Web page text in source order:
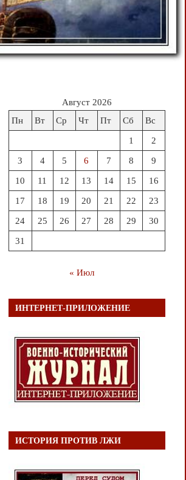
Август 2026
Пн
Вт Ср Чт Пт Сб Вс
1 2
3 4 5 6 7 8 9
10 11 12 13 14 15 16
17 18 19 20 21 22 23
24 25 26 27 28 29 30
31
« Июл
ИНТЕРНЕТ-ПРИЛОЖЕНИЕ
ИСТОРИЯ ПРОТИВ ЛЖИ